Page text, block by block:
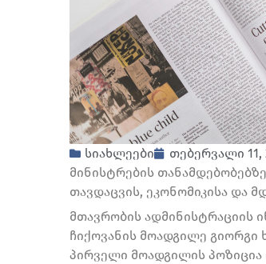
სიახლეები
თებერვალი 11,
მინისტრების
თავდაცვის, ეკონომიკისა და
მთავრობის ადმინისტრაციის
ჩიქოვანის მოადგილე გიორგი
პირველი მოადგილის პოზიცია